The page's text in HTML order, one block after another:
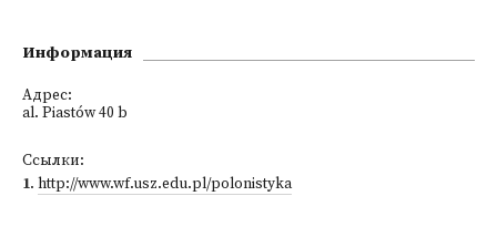
Информация
Адрес:
al. Piastów 40 b
Ссылки:
1. http://www.wf.usz.edu.pl/polonistyka